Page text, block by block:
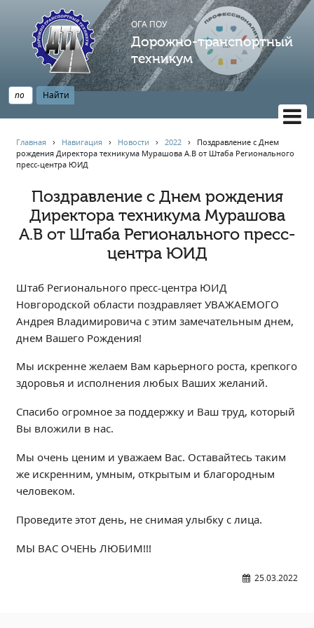
ОГА ПОУ
Дорожно-транспортный
техникум
НАВИГАЦИЯ
Профессионалитет
АБИТУРИЕНТУ
Опрос по качеству образования
Наблюдательный совет
Информация
Независимая оценка качества
Профориентация
Обращения онлайн
Контакты
Региональный центр по профилактике ДДТТ
Учебно-производственный комплекс
Противодействие коррупции
Всероссийское чемпионатное движение
СВЕДЕНИЯ ОБ ОБРАЗОВАТЕЛЬНОЙ ОРГАНИЗАЦИИ
Главная › Навигация › Новости ›2022 › Поздравление с Днем
рождения Директора техникума Мурашова А.В от Штаба Регионального
пресс-центра ЮИД
Поздравление с Днем рождения
Директора техникума Мурашова
А.В от Штаба Регионального пресс-
центра ЮИД
Штаб Регионального пресс-центра ЮИД
Новгородской области поздравляет УВАЖАЕМОГО
Андрея Владимировича с этим замечательным днем,
днем Вашего Рождения!
Мы искренне желаем Вам карьерного роста, крепкого
здоровья и исполнения любых Ваших желаний.
Спасибо огромное за поддержку и Ваш труд, который
Вы вложили в нас.
Мы очень ценим и уважаем Вас. Оставайтесь таким
же искренним, умным, открытым и благородным
человеком.
Проведите этот день, не снимая улыбку с лица.
МЫ ВАС ОЧЕНЬ ЛЮБИМ!!!
25.03.2022